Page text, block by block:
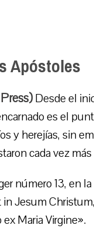
Apóstoles
Desde el
es el
y herejías, sin
cada vez
número 13, en
Jesum
Maria Virgine».